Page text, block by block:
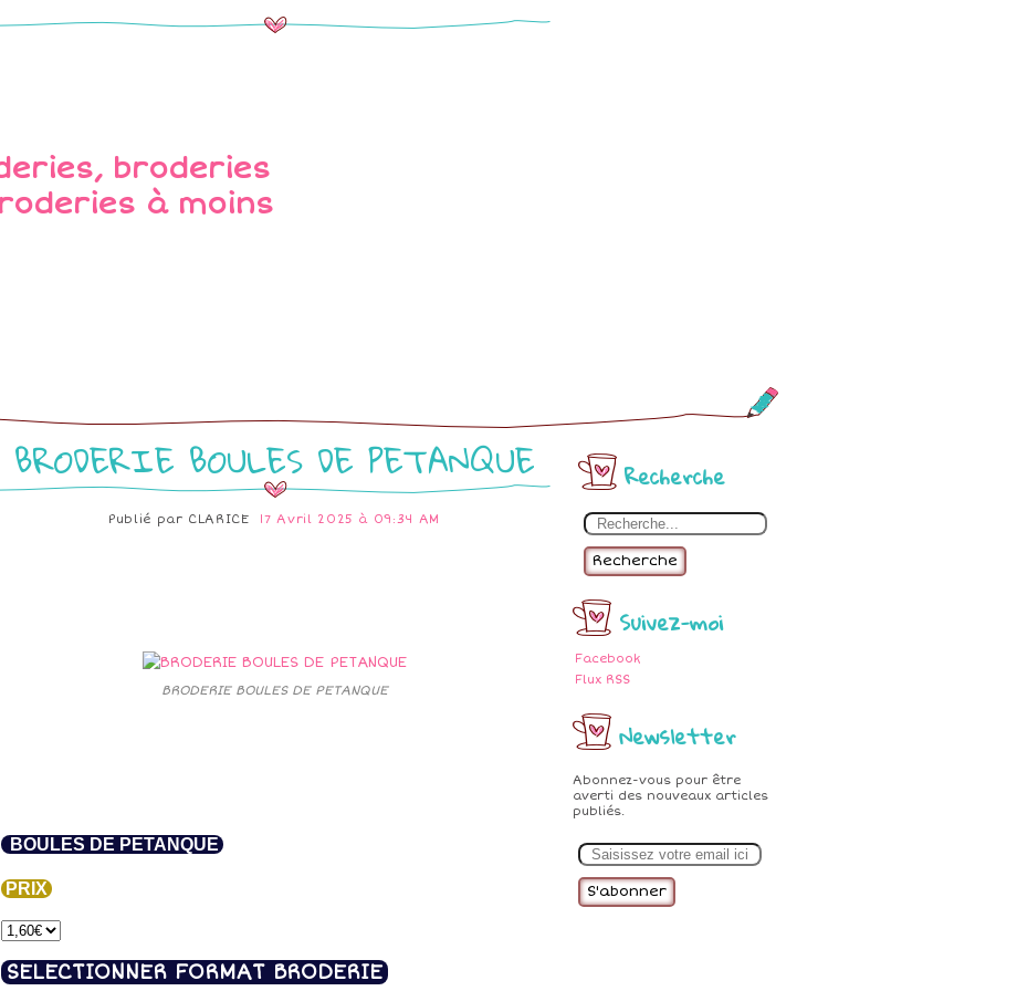
Recherche
Recherche
Suivez-moi
Facebook
Flux RSS
Newsletter
Abonnez-vous pour être
averti des nouveaux articles
publiés.
m
BRODERIE BOULES DE PETANQUE
Publié par CLARICE 17 Avril 2025 à 09:34 AM
BRODERIE BOULES DE PETANQUE
BOULES DE PETANQUE
PRIX
SELECTIONNER FORMAT BRODERIE